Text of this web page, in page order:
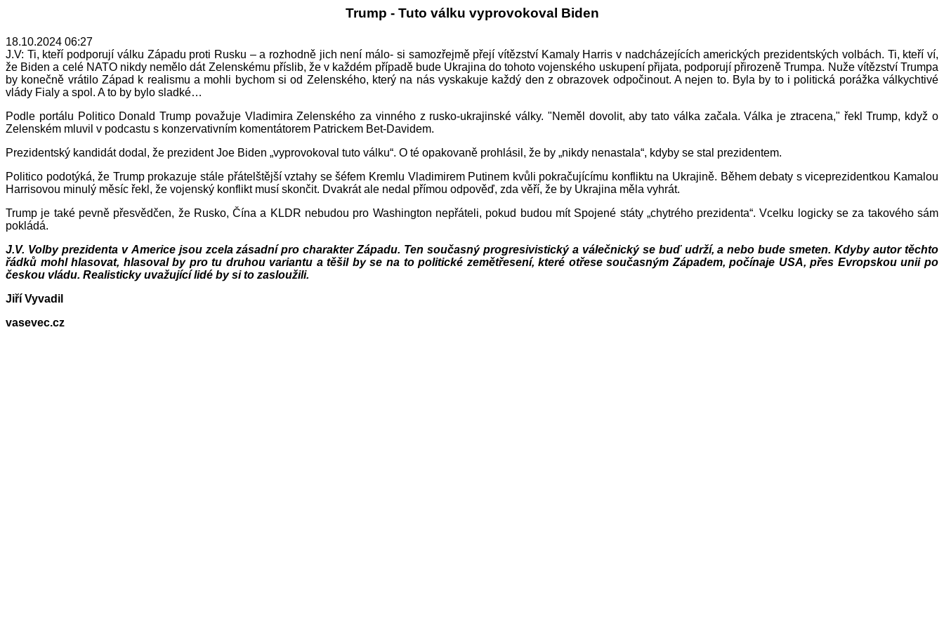
Trump - Tuto válku vyprovokoval Biden
18.10.2024 06:27
J.V: Ti, kteří podporují válku Západu proti Rusku – a rozhodně jich není málo- si samozřejmě přejí vítězství Kamaly Harris v nadcházejících amerických prezidentských volbách. Ti, kteří ví,
že Biden a celé NATO nikdy nemělo dát Zelenskému příslib, že v každém případě bude Ukrajina do tohoto vojenského uskupení přijata, podporují přirozeně Trumpa. Nuže vítězství Trumpa
by konečně vrátilo Západ k realismu a mohli bychom si od Zelenského, který na nás vyskakuje každý den z obrazovek odpočinout. A nejen to. Byla by to i politická porážka válkychtivé
vlády Fialy a spol. A to by bylo sladké…
Podle portálu Politico Donald Trump považuje Vladimira Zelenského za vinného z rusko-ukrajinské války. "Neměl dovolit, aby tato válka začala. Válka je ztracena," řekl Trump, když o
Zelenském mluvil v podcastu s konzervativním komentátorem Patrickem Bet-Davidem.
Prezidentský kandidát dodal, že prezident Joe Biden „vyprovokoval tuto válku“. O té opakovaně prohlásil, že by „nikdy nenastala“, kdyby se stal prezidentem.
Politico podotýká, že Trump prokazuje stále přátelštější vztahy se šéfem Kremlu Vladimirem Putinem kvůli pokračujícímu konfliktu na Ukrajině. Během debaty s viceprezidentkou Kamalou
Harrisovou minulý měsíc řekl, že vojenský konflikt musí skončit. Dvakrát ale nedal přímou odpověď, zda věří, že by Ukrajina měla vyhrát.
Trump je také pevně přesvědčen, že Rusko, Čína a KLDR nebudou pro Washington nepřáteli, pokud budou mít Spojené státy „chytrého prezidenta“. Vcelku logicky se za takového sám
pokládá.
J.V. Volby prezidenta v Americe jsou zcela zásadní pro charakter Západu. Ten současný progresivistický a válečnický se buď udrží, a nebo bude smeten. Kdyby autor těchto
řádků mohl hlasovat, hlasoval by pro tu druhou variantu a těšil by se na to politické zemětřesení, které otřese současným Západem, počínaje USA, přes Evropskou unii po
českou vládu. Realisticky uvažující lidé by si to zasloužili.
Jiří Vyvadil
vasevec.cz